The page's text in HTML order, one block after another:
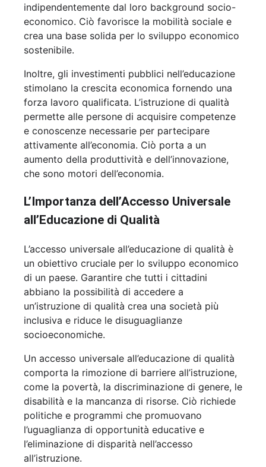
indipendentemente dal loro background socio-
economico. Ciò favorisce la mobilità sociale e
crea una base solida per lo sviluppo economico
sostenibile.
Inoltre, gli investimenti pubblici nell’educazione
stimolano la crescita economica fornendo una
forza lavoro qualificata. L’istruzione di qualità
permette alle persone di acquisire competenze
e conoscenze necessarie per partecipare
attivamente all’economia. Ciò porta a un
aumento della produttività e dell’innovazione,
che sono motori dell’economia.
L’Importanza dell’Accesso Universale
all’Educazione di Qualità
L’accesso universale all’educazione di qualità è
un obiettivo cruciale per lo sviluppo economico
di un paese. Garantire che tutti i cittadini
abbiano la possibilità di accedere a
un’istruzione di qualità crea una società più
inclusiva e riduce le disuguaglianze
socioeconomiche.
Un accesso universale all’educazione di qualità
comporta la rimozione di barriere all’istruzione,
come la povertà, la discriminazione di genere, le
disabilità e la mancanza di risorse. Ciò richiede
politiche e programmi che promuovano
l’uguaglianza di opportunità educative e
l’eliminazione di disparità nell’accesso
all’istruzione.